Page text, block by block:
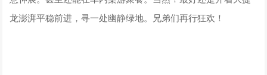
龙澎湃平稳前进，寻一处幽静绿地。兄弟们再行狂欢！